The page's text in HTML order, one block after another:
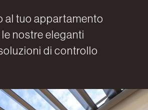
al tuo appartamento
nostre eleganti
di controllo